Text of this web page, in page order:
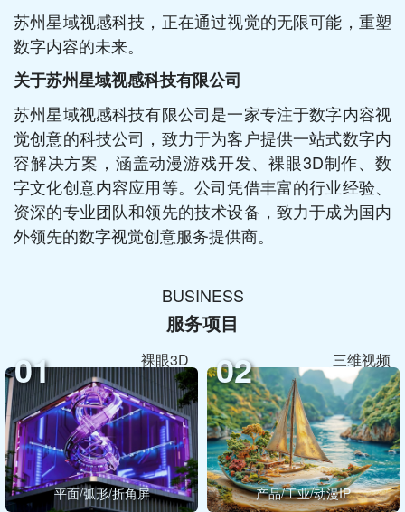
苏州星域视感科技，正在通过视觉的无限可能，重塑
数字内容的未来。
关于苏州星域视感科技有限公司
苏州星域视感科技有限公司是一家专注于数字内容视
觉创意的科技公司，致力于为客户提供一站式数字内
容解决方案，涵盖动漫游戏开发、裸眼3D制作、数
字文化创意内容应用等。公司凭借丰富的行业经验、
资深的专业团队和领先的技术设备，致力于成为国内
外领先的数字视觉创意服务提供商。
BUSINESS
服务项目
01 裸眼3D
平面/弧形/折角屏
02 三维视频
产品/工业/动漫IP